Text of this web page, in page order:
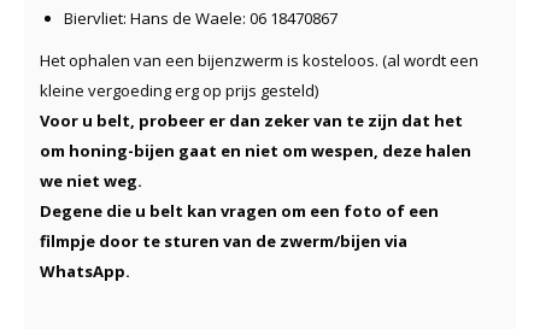
Biervliet: Hans de Waele: 06 18470867
Het ophalen van een bijenzwerm is kosteloos. (al wordt een
kleine vergoeding erg op prijs gesteld)
Voor u belt, probeer er dan zeker van te zijn dat het
om honing-bijen gaat en niet om wespen, deze halen
we niet weg.
Degene die u belt kan vragen om een foto of een
filmpje door te sturen van de zwerm/bijen via
WhatsApp.